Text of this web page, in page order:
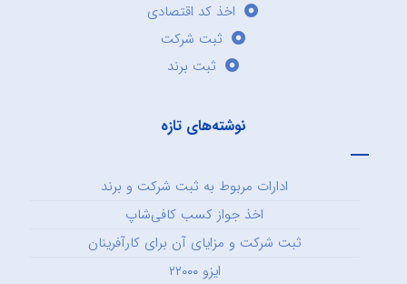
اخذ کد اقتصادی
ثبت شرکت
ثبت برند
نوشته‌های تازه
ادارات مربوط به ثبت شرکت و برند
اخذ جواز کسب کافی‌شاپ
ثبت شرکت و مزایای آن برای کارآفرینان
ایزو ۲۲۰۰۰